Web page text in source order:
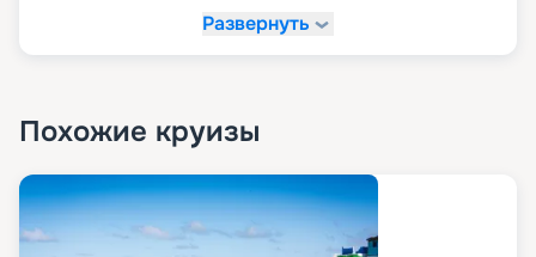
Развернуть
Похожие круизы